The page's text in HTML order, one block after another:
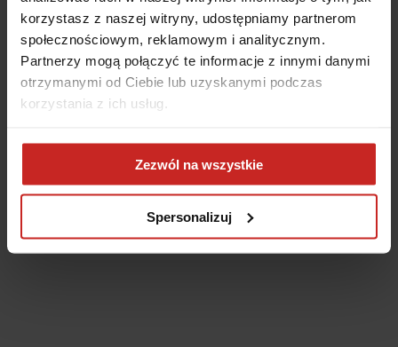
korzystasz z naszej witryny, udostępniamy partnerom
społecznościowym, reklamowym i analitycznym.
Partnerzy mogą połączyć te informacje z innymi danymi
otrzymanymi od Ciebie lub uzyskanymi podczas
korzystania z ich usług.
Zezwól na wszystkie
Spersonalizuj
browser console for more information)